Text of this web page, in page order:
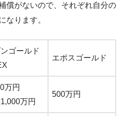
償がないので、それぞれ自分の
なります。
ゴールド
エポスゴールド
万円
万円
500万円